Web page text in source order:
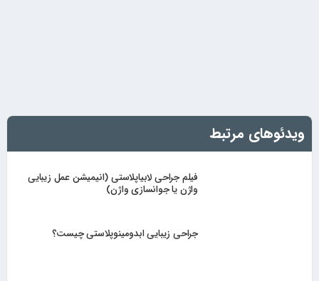
ویدئوهای مرتبط
فیلم جراحی لابیاپلاستی (انیمیشن عمل زیبایی
واژن یا جوانسازی واژن)
جراحی زیبایی ابدومینوپلاستی چیست؟